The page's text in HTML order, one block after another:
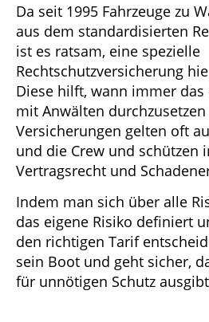
Da seit 1995 Fahrzeuge zu
aus dem standardisierten
ist es ratsam, eine spezielle
Rechtschutzversicherung
Diese hilft, wann immer das
mit Anwälten
Versicherungen gelten oft
und die Crew und schützen
Vertragsrecht und
Indem man sich über alle
das eigene Risiko definiert
den richtigen Tarif
sein Boot und geht sicher,
für unnötigen Schutz